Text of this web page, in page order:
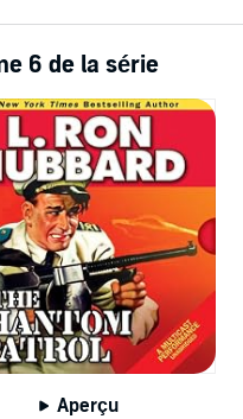
6 de la série
Aperçu